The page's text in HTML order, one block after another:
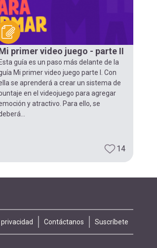
primer video juego - parte II
Esta guía es un paso más delante de la
Mi primer video juego parte I. Con
se aprenderá a crear un sistema de
en el videojuego para agregar
y atractivo. Para ello, se
14
Contáctanos Suscríbete